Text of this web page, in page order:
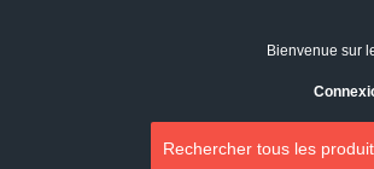
Bienvenue sur